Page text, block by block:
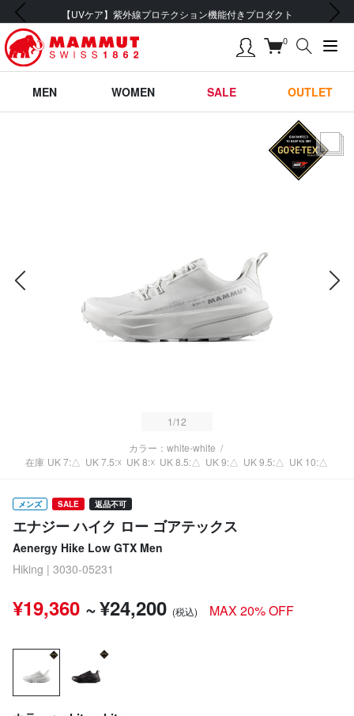
プロダクト 会員登録で【5,500円 (税込) 以上
前の画像 次の画像
0
MEN WOMEN SALE OUTLET
1/12
カラー：white-white /
在庫 UK 7:△ UK 7.5:☓ UK 8:☓ UK 8.5:△ UK 9:△ UK 9.5:△ UK 10:△
メンズ SALE 返品不可
エナジー ハイク ロー ゴアテックス
Aenergy Hike Low GTX Men
Hiking | 3030-05231
¥19,360 ~¥24,200 (税込) MAX 20% OFF